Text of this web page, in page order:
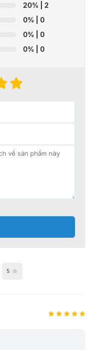
20% | 2
0% | 0
0% | 0
0% | 0
5